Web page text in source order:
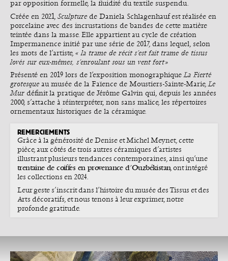
par opposition formelle, la fluidité du textile suspendu.
Créée en 2021, Sculpturede Daniela Schlagenhauf est réalisée en
porcelaine avec des incrustations de bandes de cette matière
teintée dans la masse. Elle appartient au cycle de création
Impermanence initié par une série de 2017, dans lequel, selon
les mots de l’artiste, « la trame de récit s’est fait trame de tissus
lovés sur eux-mêmes, s’enroulant sous un vent fort »
Présenté en 2019 lors de l’exposition monographiqueLa Fierté
grotesqueau musée de la Faïence de Moustiers-Sainte-Marie,Le
Mur définit la pratique de Jérôme Galvin qui, depuis les années
2000, s’attache à réinterpréter, non sans malice, les répertoires
ornementaux historiques de la céramique.
REMERCIEMENTS
Grâce à la générosité de Denise et Michel Meynet, cette
pièce, aux côtés de trois autres céramiques d’artistes
illustrant plusieurs tendances contemporaines, ainsi qu’une
trentaine de coiffes en provenance d’Ouzbékistan, ont intégré
les collections en 2024.
Leur geste s’inscrit dans l’histoire du musée des Tissus et des
Arts décoratifs, et nous tenons à leur exprimer, notre
profonde gratitude.